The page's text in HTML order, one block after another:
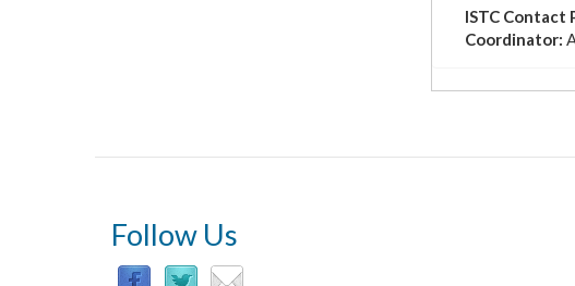
ISTC Contact
Coordinator:
Follow Us